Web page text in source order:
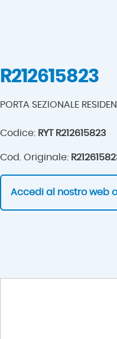
R212615823
PORTA SEZIONALE
Codice: RYT R212615823
Cod. Originale:
Accedi al nostro web